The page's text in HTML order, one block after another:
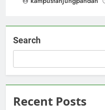
Search
Recent Posts